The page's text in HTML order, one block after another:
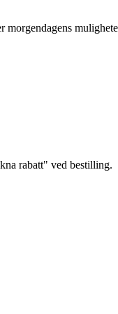
rabatt" ved bestilling.